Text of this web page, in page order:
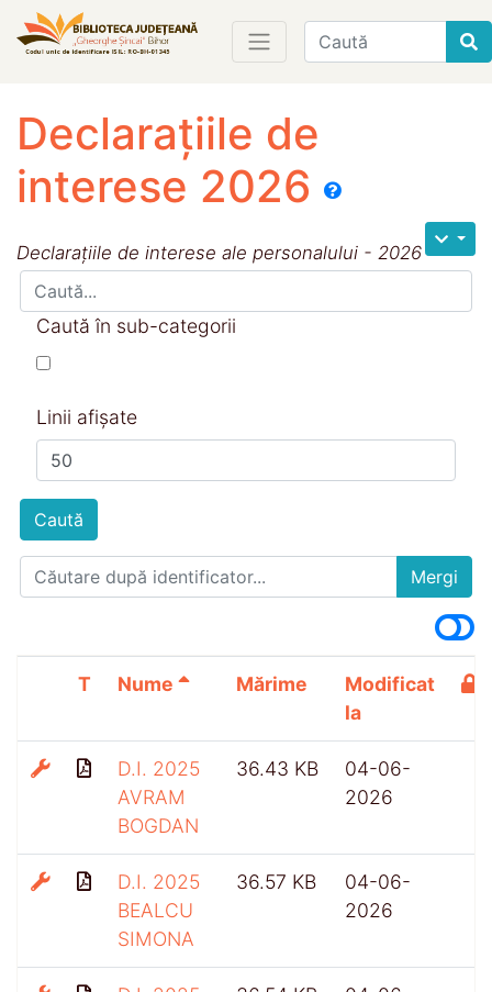
Find
Declarațiile de
interese 2026
Declarațiile de interese ale personalului - 2026
Caută în sub-categorii
Linii afișate
Caută
Mergi
T Nume Mărime
Modificat
la
D.I. 2025
AVRAM
BOGDAN
36.43 KB
04-06-
2026
D.I. 2025
BEALCU
SIMONA
36.57 KB
04-06-
2026